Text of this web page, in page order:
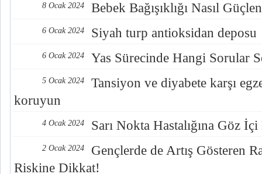
8 Ocak 2024 Bebek Bağışıklığı Nasıl
6 Ocak 2024 Siyah turp antioksidan deposu
6 Ocak 2024 Yas Sürecinde Hangi Sorular
5 Ocak 2024
Tansiyon ve diyabete karşı
koruyun
4 Ocak 2024 Sarı Nokta Hastalığına Göz
2 Ocak 2024
Gençlerde de Artış Gösteren
Riskine Dikkat!